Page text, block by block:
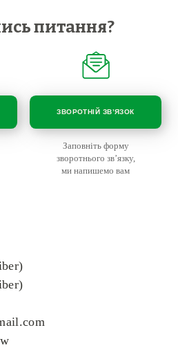
питання?
ЗВОРОТНІЙ ЗВ’ЯЗОК
Заповніть форму
зворотнього зв’язку,
ми напишемо вам